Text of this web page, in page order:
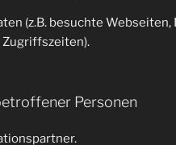
(z.B. besuchte Webseiten,
Zugriffszeiten).
Personen